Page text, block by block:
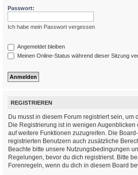
Passwort:
Ich habe mein Passwort vergessen
Angemeldet bleiben
Meinen Online-Status während dieser Sitzung
REGISTRIEREN
Du musst in diesem Forum registriert sein, um
Die Registrierung ist in wenigen Augenblicken
auf weitere Funktionen zuzugreifen. Die
registrierten Benutzern auch zusätzliche
Beachte bitte unsere Nutzungsbedingungen
Regelungen, bevor du dich registrierst. Bitte
Forenregeln, wenn du dich in diesem Board